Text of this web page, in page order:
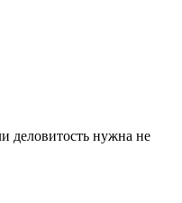
деловитость нужна не